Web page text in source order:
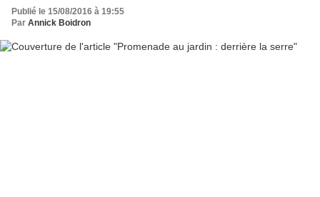
Publié le 15/08/2016 à 19:55
Par Annick Boidron